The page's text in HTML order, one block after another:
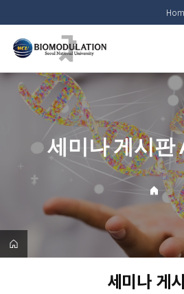
로
메
세미나 게시판
세미나 게